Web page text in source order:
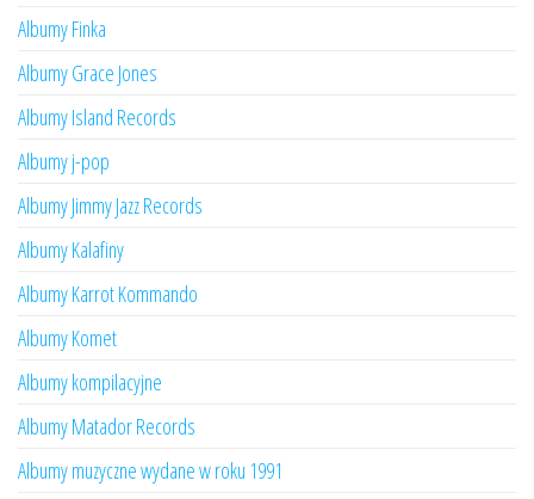
Albumy Finka
Albumy Grace Jones
Albumy Island Records
Albumy j-pop
Albumy Jimmy Jazz Records
Albumy Kalafiny
Albumy Karrot Kommando
Albumy Komet
Albumy kompilacyjne
Albumy Matador Records
Albumy muzyczne wydane w roku 1991